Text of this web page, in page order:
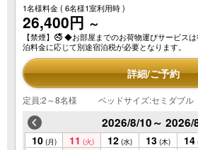
1名様料金( 6名様1室利用時 )
26,400円 ～
【禁煙】🚭 ◆お部屋までのお荷物運びサービス
泊料金に応じて別途宿泊税が必要となります。
詳細/ご予約
定員:2～8名様 ベッドサイズ:セミダブル
2026/8/10～ 2026/
10 (月) 11 (火) 12 (水) 13 (木) 14